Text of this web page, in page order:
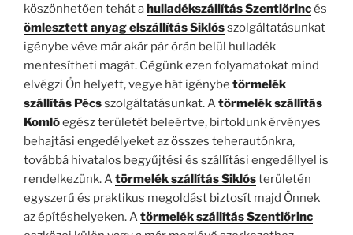
köszönhetően tehát ahulladékszállítás Szentlőrincés
ömlesztett anyag elszállítás Siklósszolgáltatásunkat
igénybe véve már akár pár órán belül hulladék
mentesítheti magát. Cégünk ezen folyamatokat mind
elvégzi Ön helyett, vegye hát igénybe törmelék
szállítás Pécsszolgáltatásunkat. Atörmelék szállítás
Komlóegész területét beleértve, birtoklunk érvényes
behajtási engedélyeket az összes teherautónkra,
továbbá hivatalos begyűjtési és szállítási engedéllyel is
rendelkezünk. Atörmelék szállítás Siklósterületén
egyszerű és praktikus megoldást biztosít majd Önnek
az építéshelyeken. Atörmelék szállítás Szentlőrinc